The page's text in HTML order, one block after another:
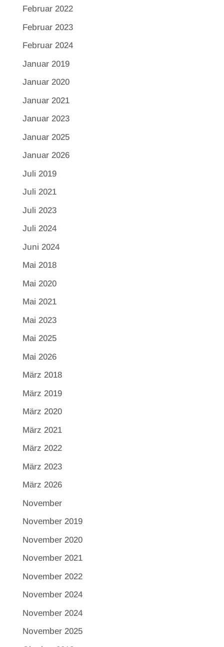
Februar 2022
Februar 2023
Februar 2024
Januar 2019
Januar 2020
Januar 2021
Januar 2023
Januar 2025
Januar 2026
Juli 2019
Juli 2021
Juli 2023
Juli 2024
Juni 2024
Mai 2018
Mai 2020
Mai 2021
Mai 2023
Mai 2025
Mai 2026
März 2018
März 2019
März 2020
März 2021
März 2022
März 2023
März 2026
November
November 2019
November 2020
November 2021
November 2022
November 2024
November 2024
November 2025